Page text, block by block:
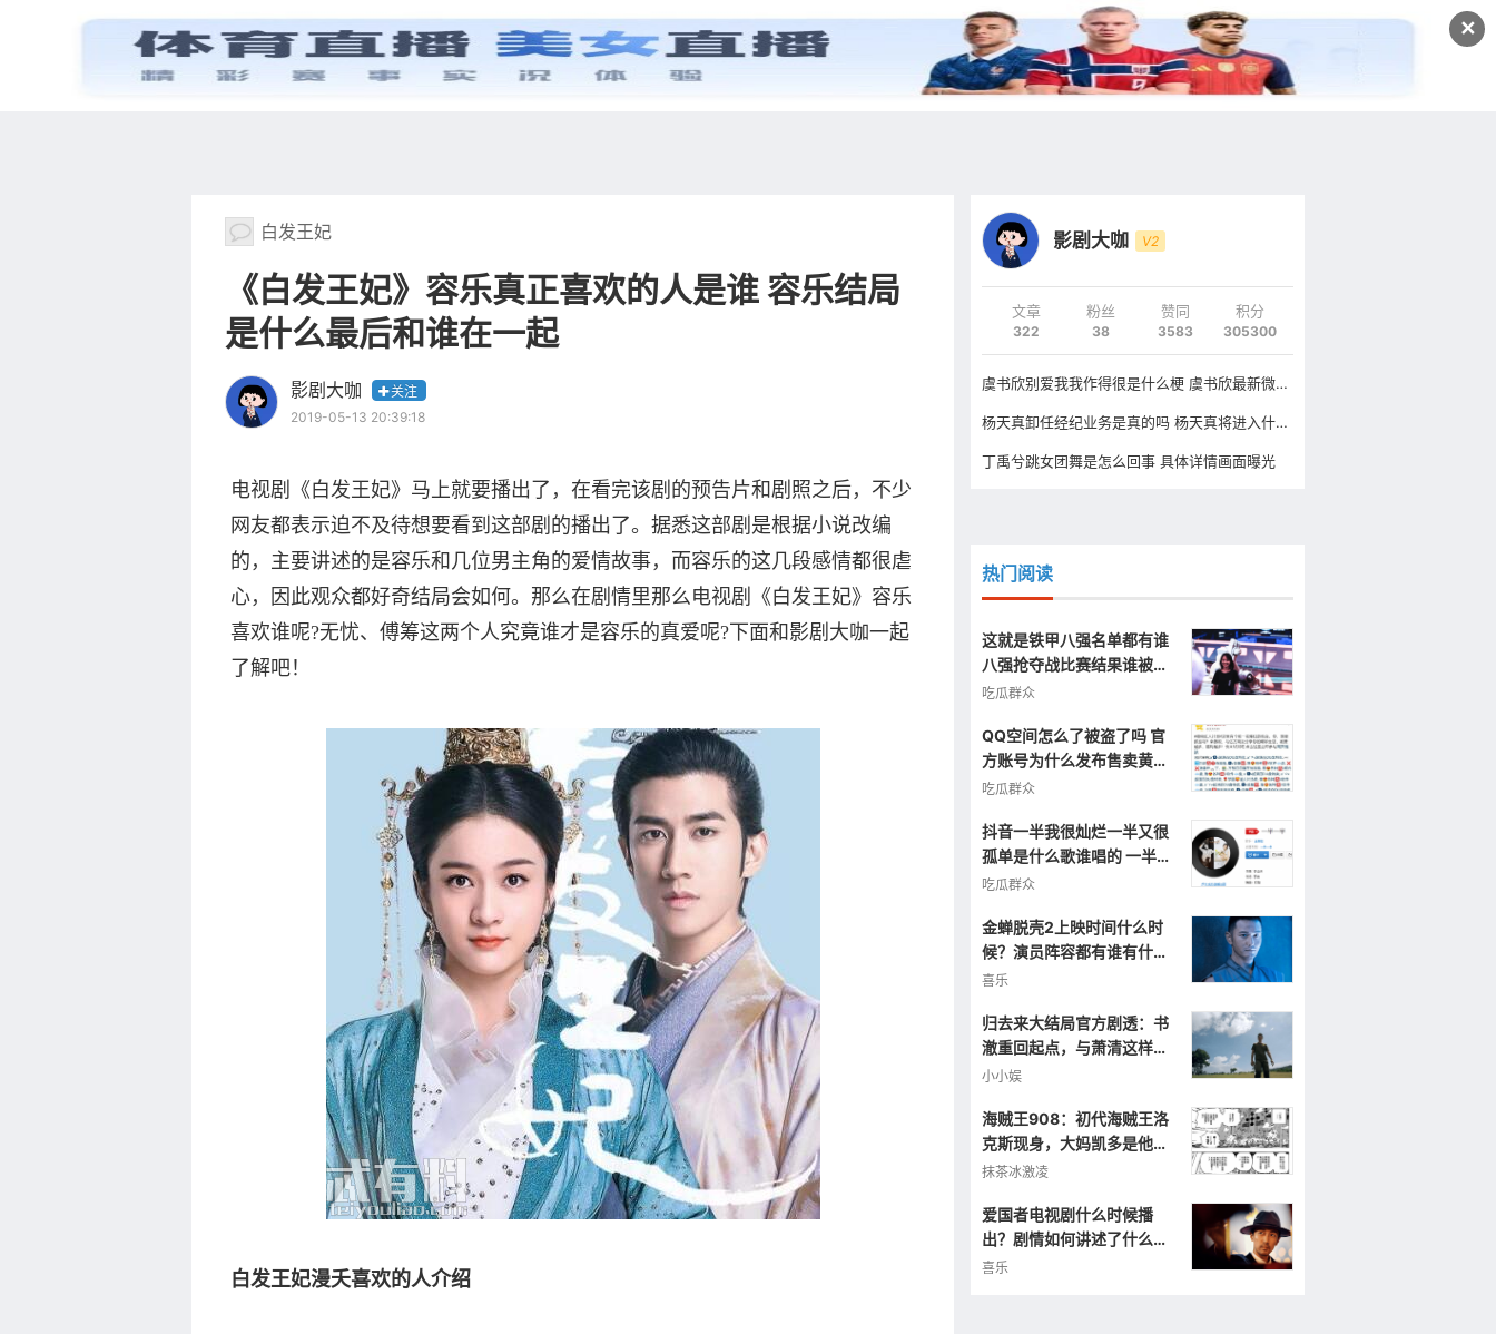
✕
首页 电视剧 综艺 抖音 更多 发文 登录 注册
白发王妃
《白发王妃》容乐真正喜欢的人是谁 容乐结局
是什么最后和谁在一起
影剧大咖
关注
2019-05-13 20:39:18
电视剧《白发王妃》马上就要播出了，在看完该剧的预告片和剧照之后，不少
网友都表示迫不及待想要看到这部剧的播出了。据悉这部剧是根据小说改编
的，主要讲述的是容乐和几位男主角的爱情故事，而容乐的这几段感情都很虐
心，因此观众都好奇结局会如何。那么在剧情里那么电视剧《白发王妃》容乐
喜欢谁呢?无忧、傅筹这两个人究竟谁才是容乐的真爱呢?下面和影剧大咖一起
了解吧！
白发王妃漫夭喜欢的人介绍
影剧大咖 V2
文章
322
粉丝
38
赞同
3583
积分
305300
虞书欣别爱我我作得很是什么梗 虞书欣最新微博头像换成什么了
杨天真卸任经纪业务是真的吗 杨天真将进入什么行业
丁禹兮跳女团舞是怎么回事 具体详情画面曝光
热门阅读
这就是铁甲八强名单都有谁
八强抢夺战比赛结果谁被淘
汰了
吃瓜群众
QQ空间怎么了被盗了吗 官
方账号为什么发布售卖黄色
图片视频信息
吃瓜群众
抖音一半我很灿烂一半又很
孤单是什么歌谁唱的 一半一
半完整歌词
吃瓜群众
金蝉脱壳2上映时间什么时
候？演员阵容都有谁有什么
看点呢？
喜乐
归去来大结局官方剧透：书
澈重回起点，与萧清这样重
逢
小小娱
海贼王908：初代海贼王洛
克斯现身，大妈凯多是他的
小弟，曾打败罗杰！
抹茶冰激凌
爱国者电视剧什么时候播
出？剧情如何讲述了什么样
的故事？
喜乐